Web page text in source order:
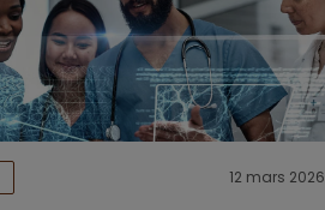
12 mars 2026